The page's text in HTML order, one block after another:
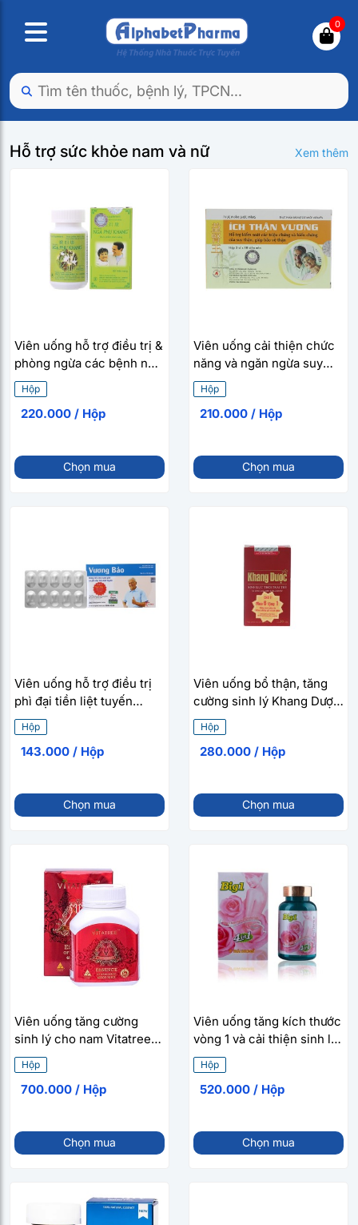
0
Hỗ trợ sức khỏe nam và nữ Xem thêm
Viên uống hỗ trợ điều trị &
phòng ngừa các bệnh nữ
và nam giới Nga Phụ
Khang (60 viên/hộp)
Hộp
220.000 / Hộp
Chọn mua
Viên uống cải thiện chức
năng và ngăn ngừa suy
thận Ích Thận Vương (3 vỉ
x 10 viên/hộp)
Hộp
210.000 / Hộp
Chọn mua
Viên uống hỗ trợ điều trị
phì đại tiền liệt tuyến
Vương Bảo (2 vỉ x 10
viên/hộp)
Hộp
143.000 / Hộp
Chọn mua
Viên uống bổ thận, tăng
cường sinh lý Khang Dược
New (30 viên/hộp)
Hộp
280.000 / Hộp
Chọn mua
Viên uống tăng cường
sinh lý cho nam Vitatree
Essence Of Kangaroo
40000 MAX (100 viên/hộp)
Hộp
700.000 / Hộp
Chọn mua
Viên uống tăng kích thước
vòng 1 và cải thiện sinh lý
nữ Big 1 (40 viên/hộp)
Hộp
520.000 / Hộp
Chọn mua